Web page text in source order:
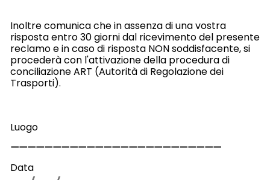
Inoltre comunica che in assenza di una vostra
risposta entro 30 giorni dal ricevimento del presente
reclamo e in caso di risposta NON soddisfacente, si
procederà con l'attivazione della procedura di
conciliazione ART (Autorità di Regolazione dei
Trasporti).
Luogo
Data